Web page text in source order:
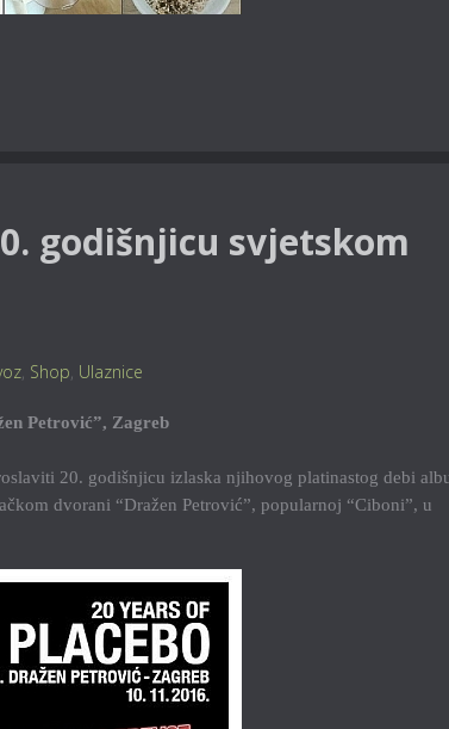
godišnjicu svjetskom
, Shop, Ulaznice
Petrović”, Zagreb
20. godišnjicu izlaska njihovog platinastog debi
dvorani “Dražen Petrović”, popularnoj “Ciboni”, u